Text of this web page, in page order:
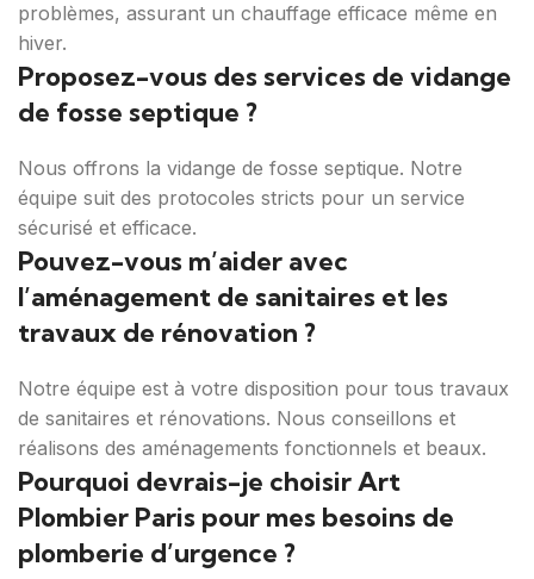
problèmes, assurant un chauffage efficace même en
hiver.
Proposez-vous des services de vidange
de fosse septique ?
Nous offrons la vidange de fosse septique. Notre
équipe suit des protocoles stricts pour un service
sécurisé et efficace.
Pouvez-vous m’aider avec
l’aménagement de sanitaires et les
travaux de rénovation ?
Notre équipe est à votre disposition pour tous travaux
de sanitaires et rénovations. Nous conseillons et
réalisons des aménagements fonctionnels et beaux.
Pourquoi devrais-je choisir Art
Plombier Paris pour mes besoins de
plomberie d’urgence ?